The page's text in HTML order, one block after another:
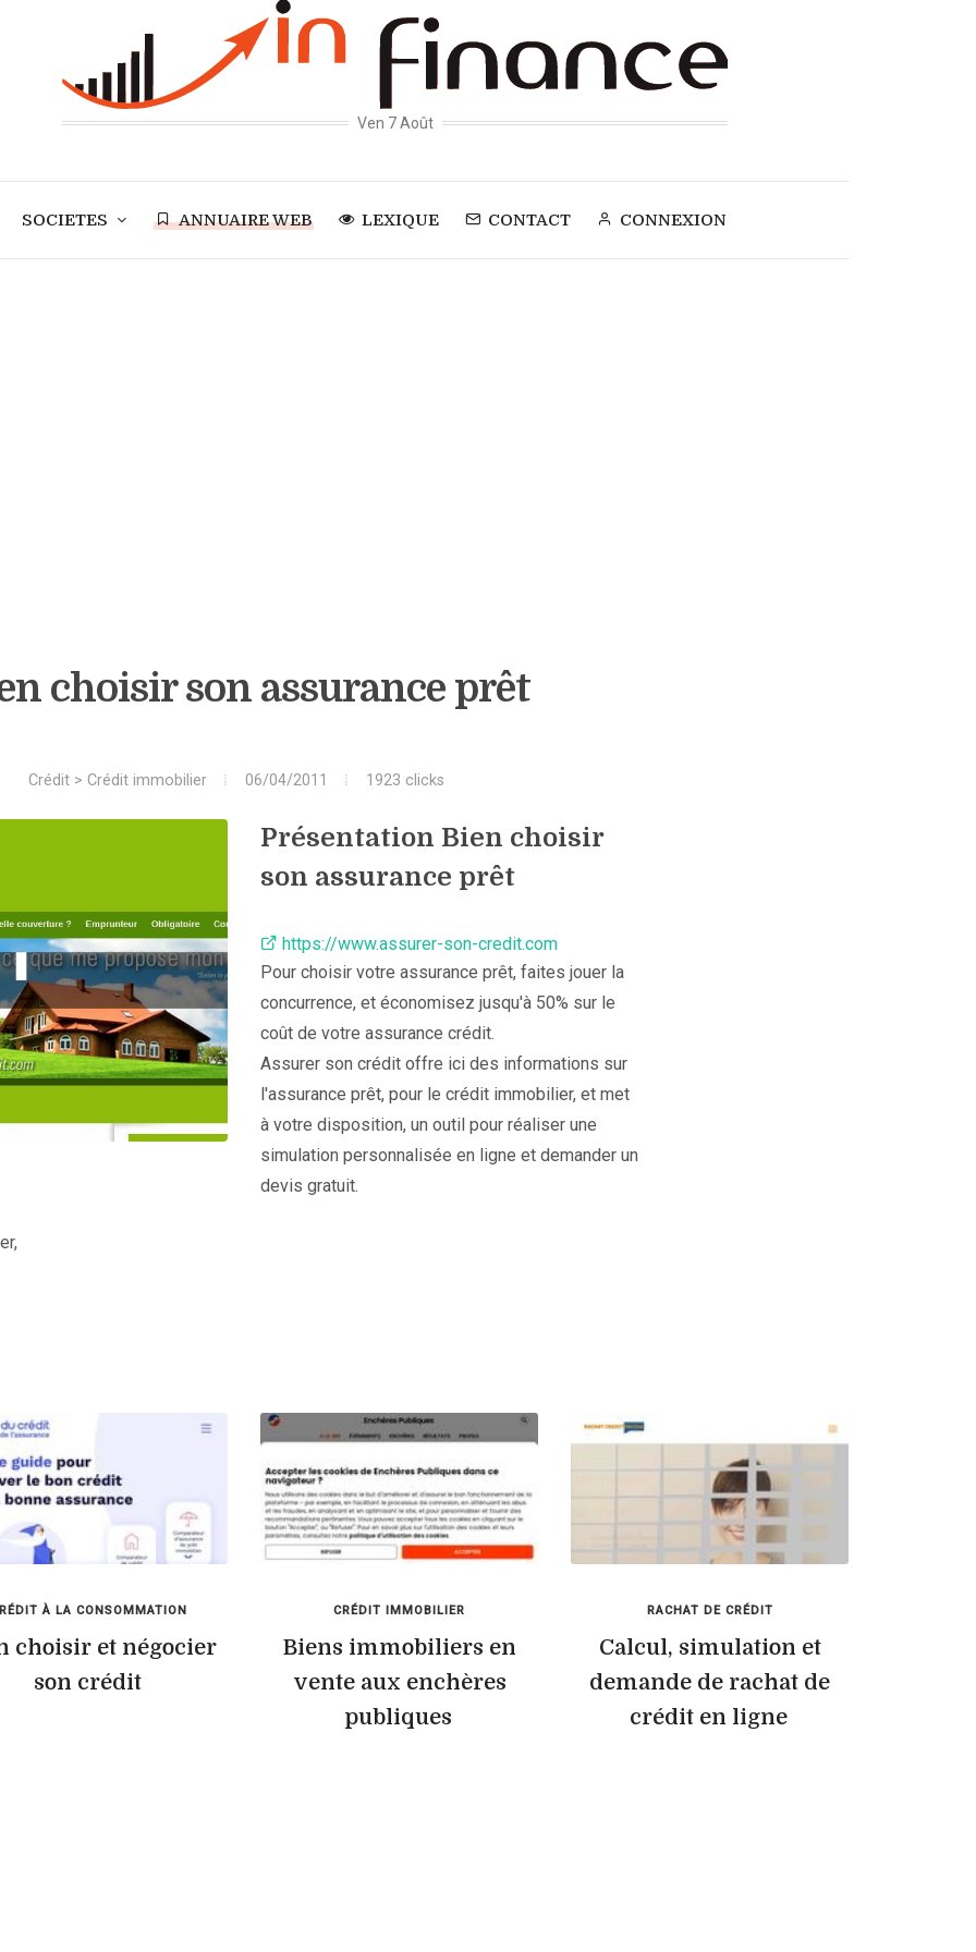
Ven 7 Août
SOCIETES ANNUAIRE WEB LEXIQUE CONTACT CONNEXION
choisir son assurance prêt
Crédit> Crédit immobilier 06/04/2011 1923 clicks
Présentation Bien choisir
son assurance prêt
https://www.assurer-son-credit.com
Pour choisir votre assurance prêt, faites jouer la
concurrence, et économisez jusqu'à 50% sur le
coût de votre assurance crédit.
Assurer son crédit offre ici des informations sur
l'assurance prêt, pour le crédit immobilier, et met
à votre disposition, un outil pour réaliser une
simulation personnalisée en ligne et demander un
devis gratuit.
À LA CONSOMMATION
choisir et négocier
son crédit
CRÉDIT IMMOBILIER
Biens immobiliers en
vente aux enchères
publiques
RACHAT DE CRÉDIT
Calcul, simulation et
demande de rachat de
crédit en ligne